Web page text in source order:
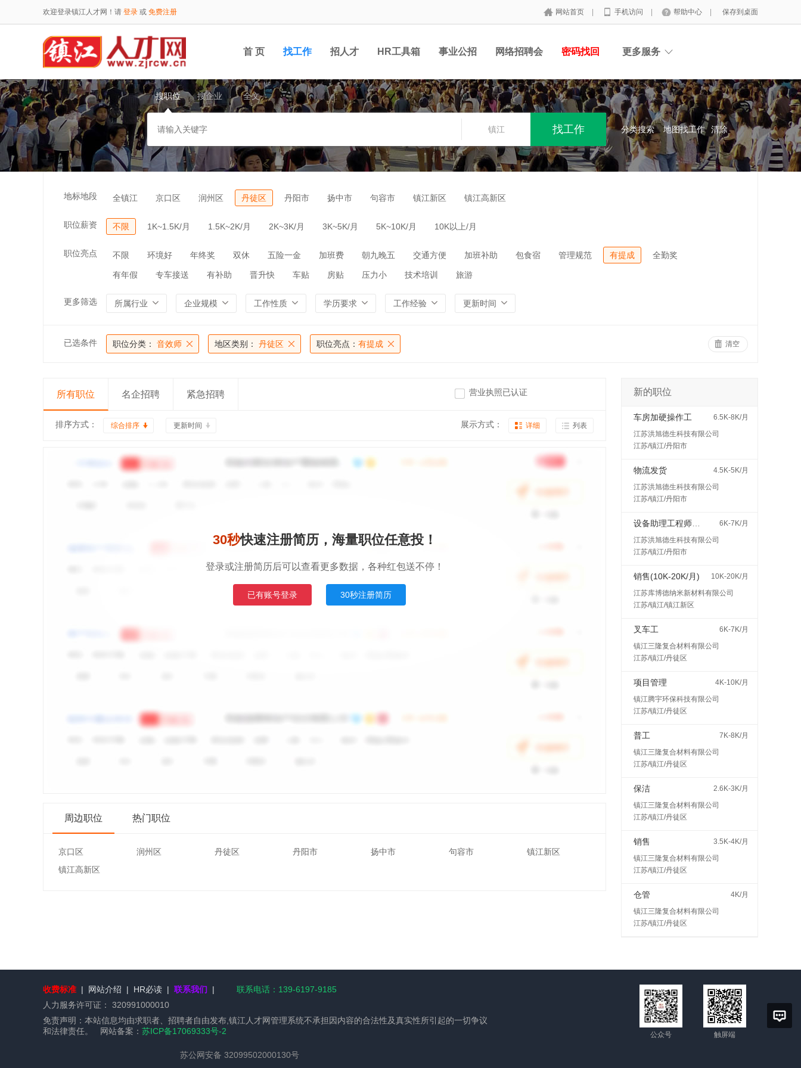
欢迎登录镇江人才网！请 登录 或 免费注册 网站首页 手机访问 帮助中心 保存到桌面
首 页 找工作 招人才 HR工具箱 事业公招 网络招聘会 密码找回 更多服务
搜职位 搜企业 全文
镇江 分类搜索 地图找工作 清除
地标地段 全镇江 京口区 润州区 丹徒区 丹阳市 扬中市 句容市 镇江新区 镇江高新区
职位薪资 不限 1K~1.5K/月 1.5K~2K/月 2K~3K/月 3K~5K/月 5K~10K/月 10K以上/月
职位亮点 不限 环境好 年终奖 双休 五险一金 加班费 朝九晚五 交通方便 加班补助 包食宿 管理规范 有提成 全勤奖
有年假 专车接送 有补助 晋升快 车贴 房贴 压力小 技术培训 旅游
更多筛选 所属行业 企业规模 工作性质 学历要求 工作经验 更新时间
已选条件 职位分类： 音效师 地区类别： 丹徒区 职位亮点： 有提成 清空
所有职位 名企招聘 紧急招聘 营业执照已认证
排序方式： 综合排序 更新时间 展示方式： 详细 列表
30秒快速注册简历，海量职位任意投！
登录或注册简历后可以查看更多数据，各种红包送不停！
已有账号登录 30秒注册简历
周边职位 热门职位
京口区 润州区 丹徒区 丹阳市 扬中市 句容市
镇江新区
镇江高新区
新的职位
车房加硬操作工
6.5K-8K/月
江苏洪旭德生科技有限公司
江苏/镇江/丹阳市
物流发货
4.5K-5K/月
江苏洪旭德生科技有限公司
江苏/镇江/丹阳市
6K-7K/月
江苏洪旭德生科技有限公司
江苏/镇江/丹阳市
销售(10K-20K/月)
10K-20K/月
江苏库博德纳米新材料有限公司
江苏/镇江/镇江新区
叉车工
6K-7K/月
镇江三隆复合材料有限公司
江苏/镇江/丹徒区
项目管理
4K-10K/月
镇江腾宇环保科技有限公司
江苏/镇江/丹徒区
普工
7K-8K/月
镇江三隆复合材料有限公司
江苏/镇江/丹徒区
保洁
2.6K-3K/月
镇江三隆复合材料有限公司
江苏/镇江/丹徒区
销售
3.5K-4K/月
镇江三隆复合材料有限公司
江苏/镇江/丹徒区
仓管
4K/月
镇江三隆复合材料有限公司
江苏/镇江/丹徒区
收费标准 | 网站介绍 | HR必读 | 联系我们 |
联系电话：139-6197-9185
人力服务许可证：
320991000010
免责声明：本站信息均由求职者、招聘者自由发布,镇江人才网管理系统不承担因内容的合法性及真实性所引起的一切争议
和法律责任。 网站备案： 苏ICP备17069333号-2
苏公网安备 32099502000130号
公众号 触屏端